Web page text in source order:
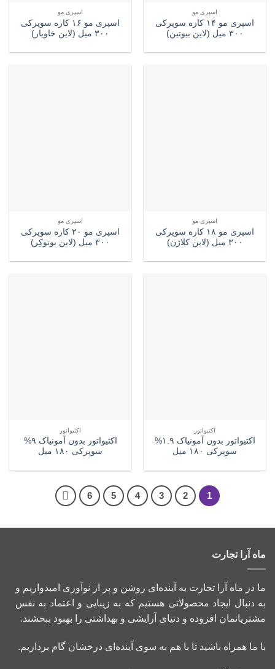
اسپری مو
اسپری مو ۱۴ کاره سوپرکی
۳۰۰ میل (لاین بیوتین)
اسپری مو
اسپری مو ۱۶ کاره سوپرکی
۳۰۰ میل (لاین خاویار)
اسپری مو
اسپری مو ۱۸ کاره سوپرکی
۳۰۰ میل (لاین کلاژن)
اسپری مو
اسپری مو ۲۰ کاره سوپرکی
۳۰۰ میل (لاین بوتوکِر)
اکتیواتور
اکتیواتور بدون آمونیاک ۱.۹%
سوپرکی ۱۸۰ میل
اکتیواتور
اکتیواتور بدون آمونیاک ۹%
سوپرکی ۱۸۰ میل
1
2
3
4
5
6
ماه آرا تجارت
ما در ماه آرا تجارت به آینده‌ای روشن و پر از نوآوری امیدواریم و
به دنبال ایجاد محصولاتی هستیم که به زیبایی و اعتماد به نفس
مشتریانمان افزوده و دنیای آرایشی و بهداشتی را بهبود ببخشند.
با ما همراه باشید تا با هم به سوی آینده‌ای درخشان گام برداریم.